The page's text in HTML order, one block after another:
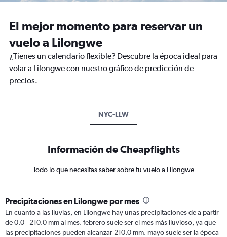
El mejor momento para reservar un
vuelo a Lilongwe
¿Tienes un calendario flexible? Descubre la época ideal para
volar a Lilongwe con nuestro gráfico de predicción de
precios.
NYC-LLW
Información de Cheapflights
Todo lo que necesitas saber sobre tu vuelo a Lilongwe
Precipitaciones en Lilongwe por mes
En cuanto a las lluvias, en Lilongwe hay unas precipitaciones de a partir
de 0.0 - 210.0 mm al mes. febrero suele ser el mes más lluvioso, ya que
las precipitaciones pueden alcanzar 210.0 mm. mayo suele ser la época